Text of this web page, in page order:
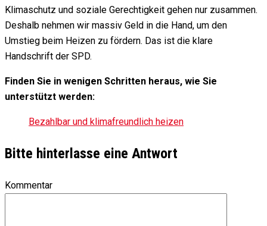
Klimaschutz und soziale Gerechtigkeit gehen nur zusammen.
Deshalb nehmen wir massiv Geld in die Hand, um den
Umstieg beim Heizen zu fördern. Das ist die klare
Handschrift der SPD.
Finden Sie in wenigen Schritten heraus, wie Sie
unterstützt werden:
Bezahlbar und klimafreundlich heizen
Bitte hinterlasse eine Antwort
Kommentar